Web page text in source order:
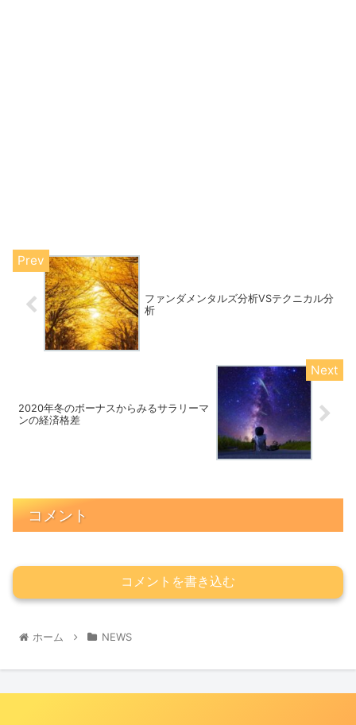
ファンダメンタルズ分析VSテクニカル分
析
2020年冬のボーナスからみるサラリーマ
ンの経済格差
コメント
コメントを書き込む
ホーム NEWS